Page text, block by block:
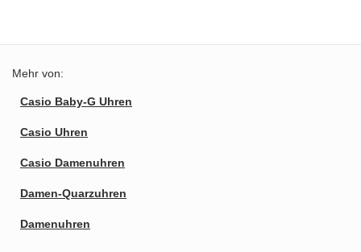
Mehr von:
Casio Baby-G Uhren
Casio Uhren
Casio Damenuhren
Damen-Quarzuhren
Damenuhren